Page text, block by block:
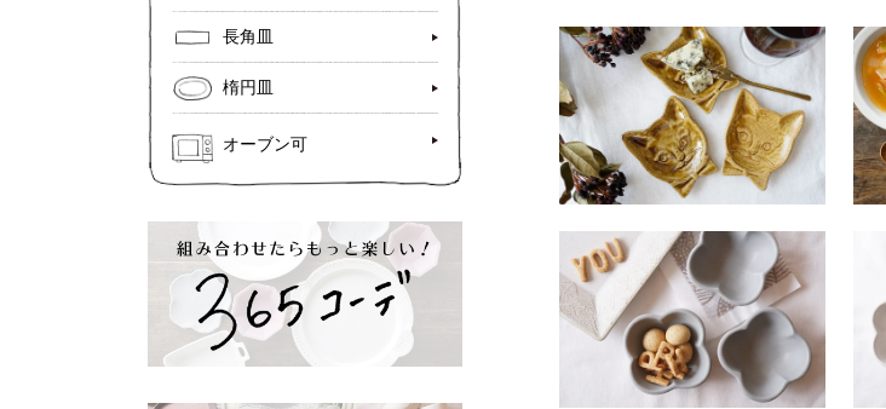
ホ２ 蝶ネクタイをした猫
豆皿（貫入/釉ヒビあり）
SOLDOUT
ハ２９ グレー 花豆鉢
SOLDOUT
長角皿
楕円皿
オーブン可